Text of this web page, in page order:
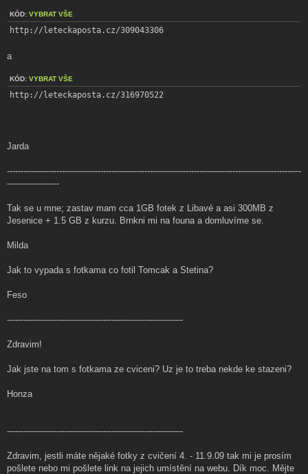
KÓD: VYBRAT VŠE
http://leteckaposta.cz/309043306
a
KÓD: VYBRAT VŠE
http://leteckaposta.cz/316970522
Jarda
-----------------------------------------------------------------------------------------------------------
-------------------
Tak se u mne; zastav mam cca 1GB fotek z Libavé a asi 300MB z
Jesenice + 1.5 GB z kurzu. Brnkni mi na founa a domluvíme se.
Milda
Jak to vypada s fotkama co fotil Tomcak a Stetina?
Feso
----------------------------------------------------------------
Zdravim!
Jak jste na tom s fotkama ze cviceni? Uz je to treba nekde ke stazeni?
Honza
----------------------------------------------------------------
Zdravim, jestli máte nějaké fotky z cvičení 4. - 11.9.09 tak mi je prosím
pošlete nebo mi pošlete link na jejich umístění na webu. Dík moc. Mějte